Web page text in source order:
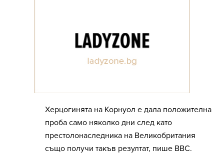
Херцогинята на Корнуол е дала положителна
проба само няколко дни след като
престолонаследника на Великобритания
също получи такъв резултат, пише BBC.